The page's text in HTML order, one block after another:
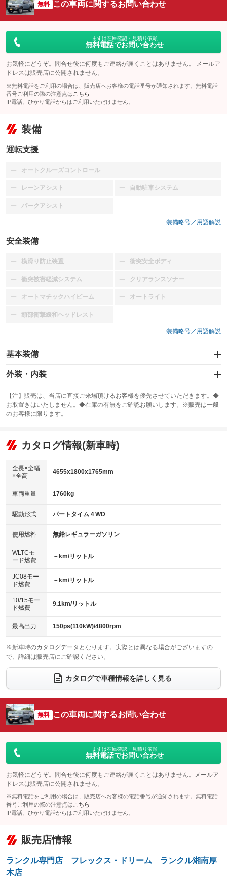
無料 この車両に関するお問い合わせ
まずは在庫確認・見積り依頼
無料電話でお問い合わせ
お気軽にどうぞ。問合せ後に何度もご連絡が届くことはありません。 メールア
ドレスは販売店に公開されません。
※無料電話をご利用の場合は、販売店へお客様の電話番号が通知されます。無料電話
番号ご利用の際の注意点は こちら
IP電話、ひかり電話からはご利用いただけません。
装備
運転支援
オートクルーズコントロール
：装備なし
レーンアシスト
：装備なし 自動駐車システム
：装備なし
パークアシスト
：装備なし
装備略号／用語解説
安全装備
横滑り防止装置
：装備なし 衝突安全ボディ
：装備なし
衝突被害軽減システム
：装備なし クリアランスソナー
：装備なし
オートマチックハイビーム
：装備なし オートライト
：装備なし
頸部衝撃緩和ヘッドレスト
：装備なし
装備略号／用語解説
基本装備
エアバッグ：運転席/助手席
：装備あり
：装備なし
サンルーフ
：装備なし ABS
リフトアップ
：装備なし
：装備なし
パワーウィンドウ
アイドリングストップ
：装備なし
USB入力端子
：装備なし
100V電源
：装備なし
センターデフロック
：装備なし
電動格納ミラー
：装備なし
外装・内装
カーナビ
：装備なし
TV
：装備なし
ビジュアル
：装備なし
：装備なし
革シート
キーレス
HID(キセノンライト)
：装備なし
バックカメラ
：装備なし
エアロ
：装備なし
：装備なし
パワーシート
ベンチシート
：装備なし
チップアップシート
：装備なし
：装備なし ：装備なし
ウォークスルー
：装備なし
電動リアゲート フロントカメラ
：装備なし
：装備なし ：装備なし
サイドカメラ
：装備なし ルーフレール
：装備なし
：装備なし
：装備なし
【注】販売は、当店に直接ご来場頂けるお客様を優先させていただきます。◆
お取置きはいたしません。◆在庫の有無をご確認お願いします。※販売は一般
のお客様に限ります。
カタログ情報(新車時)
全長×全幅
×全高
4655x1800x1765mm
車両重量 1760kg
駆動形式 パートタイム４WD
使用燃料 無鉛レギュラーガソリン
WLTCモ
ード燃費
－km/リットル
JC08モー
ド燃費
－km/リットル
10/15モー
ド燃費
9.1km/リットル
最高出力 150ps(110kW)/4800rpm
※新車時のカタログデータとなります。実際とは異なる場合がございますの
で、詳細は販売店にご確認ください。
カタログで車種情報を詳しく見る
無料 この車両に関するお問い合わせ
まずは在庫確認・見積り依頼
無料電話でお問い合わせ
お気軽にどうぞ。問合せ後に何度もご連絡が届くことはありません。メールア
ドレスは販売店に公開されません。
※無料電話をご利用の場合は、販売店へお客様の電話番号が通知されます。無料電話
番号ご利用の際の注意点は こちら
IP電話、ひかり電話からはご利用いただけません。
販売店情報
ランクル専門店 フレックス・ドリーム ランクル湘南厚
木店